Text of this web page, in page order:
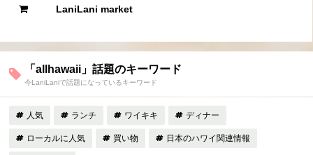
LaniLani market
「allhawaii」話題のキーワード
今LaniLaniで話題になっているキーワード
人気 ランチ ワイキキ ディナー
ローカルに人気 買い物 日本のハワイ関連情報